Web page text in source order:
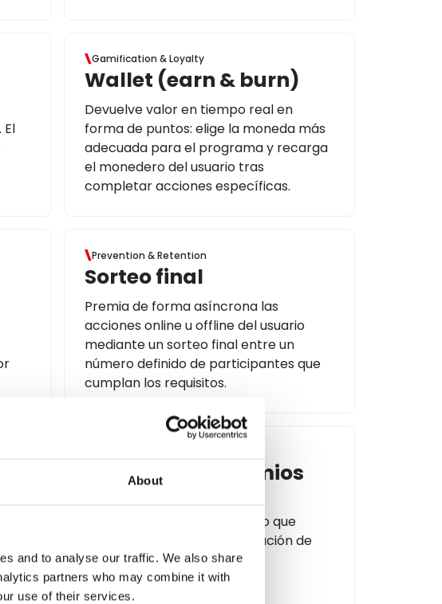
About
and to analyse our traffic. We also share
partners who may combine it with
use of their services.
Gamification & Loyalty
Wallet (earn & burn)
Devuelve valor en tiempo real en
forma de puntos: elige la moneda más
adecuada para el programa y recarga
el monedero del usuario tras
completar acciones específicas.
Prevention & Retention
Sorteo final
Premia de forma asíncrona las
acciones online u offline del usuario
mediante un sorteo final entre un
número definido de participantes que
cumplan los requisitos.
o
Catálogo de premios
Reúne todas las ventajas y
recompensas en un catálogo que
muestra imágenes e información de
cada premio.